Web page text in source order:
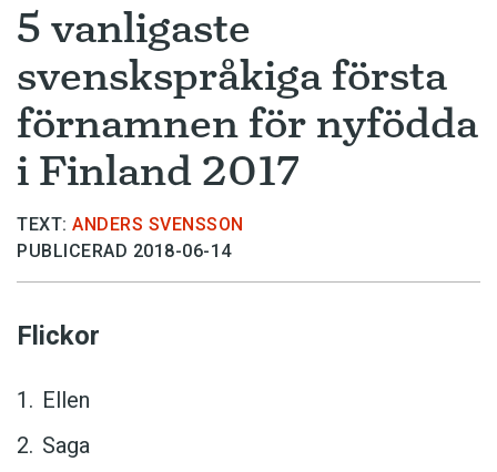
5 vanligaste
svenskspråkiga första
förnamnen för nyfödda
i Finland 2017
TEXT: ANDERS SVENSSON
PUBLICERAD 2018-06-14
Flickor
Ellen
Saga